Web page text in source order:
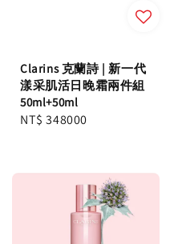
Clarins 克蘭詩 | 新一代
漾采肌活日晚霜兩件組
50ml+50ml
Regular
NT$ 348000